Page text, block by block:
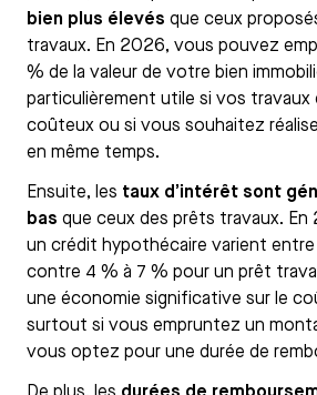
bien plus élevés que ceux
travaux. En 2026, vous pouvez
% de la valeur de votre bien
particulièrement utile si vos
coûteux ou si vous souhaitez
en même temps.
Ensuite, les taux d’intérêt sont
bas que ceux des prêts travaux.
un crédit hypothécaire varient
contre 4 % à 7 % pour un prêt
une économie significative sur le
surtout si vous empruntez un
vous optez pour une durée de